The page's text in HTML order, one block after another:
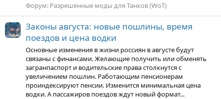
Форум: Разрешенные моды для Танков (WoT)
Законы августа: новые пошлины, время
поездов и цена водки
Основные изменения в жизни россиян в августе будут
связаны с финансами. Желающие получить или обменять
загранпаспорт и водительские права столкнутся с
увеличением пошлин. Работающим пенсионерам
проиндексируют пенсии. Изменится минимальная цена
водки. А пассажиров поездов ждут новый формат...